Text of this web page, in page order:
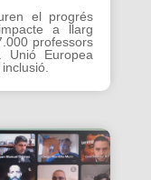
el progrés
a llarg
professors
Unió Europea